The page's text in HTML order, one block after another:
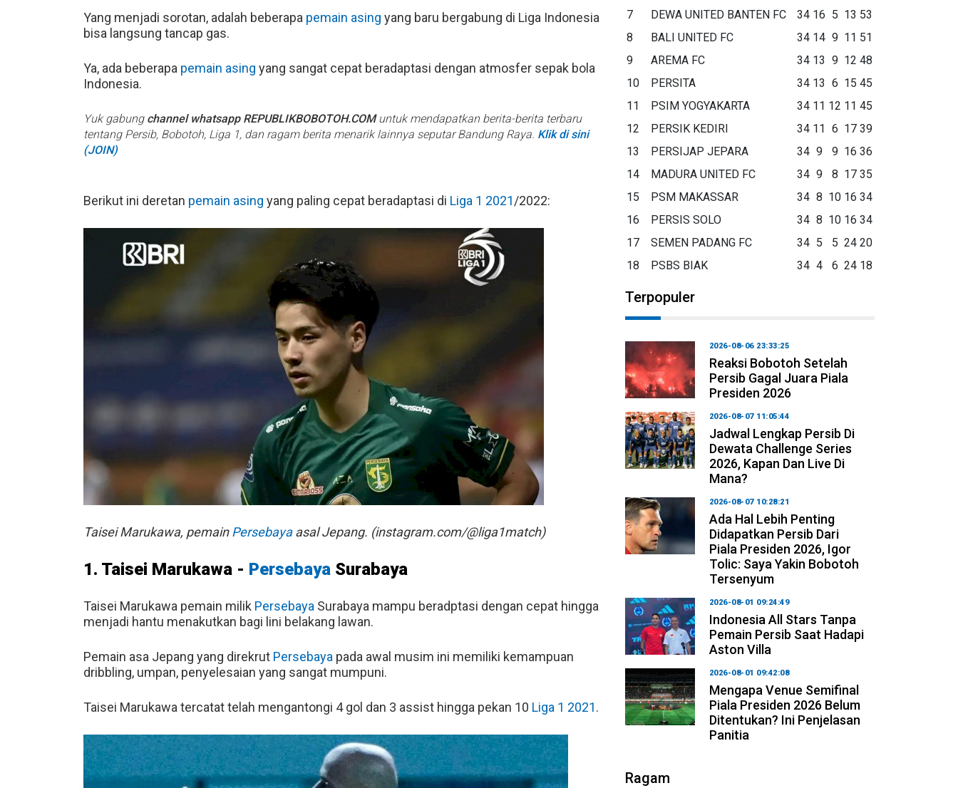
Yang menjadi sorotan, adalah beberapa pemain asing yang baru bergabung di Liga Indonesia
bisa langsung tancap gas.
Ya, ada beberapa pemain asing yang sangat cepat beradaptasi dengan atmosfer sepak bola
Indonesia.
Yuk gabung channel whatsapp REPUBLIKBOBOTOH.COMuntuk mendapatkan berita-berita terbaru
tentang Persib, Bobotoh, Liga 1, dan ragam berita menarik lainnya seputar Bandung Raya. Klik di sini
(JOIN)
Berikut ini deretan pemain asing yang paling cepat beradaptasi di Liga 1 2021/2022:
Taisei Marukawa, pemainPersebayaasal Jepang. (instagram.com/@liga1match)
1. Taisei Marukawa - Persebaya Surabaya
Taisei Marukawa pemain milik Persebaya Surabaya mampu beradptasi dengan cepat hingga
menjadi hantu menakutkan bagi lini belakang lawan.
Pemain asa Jepang yang direkrut Persebaya pada awal musim ini memiliki kemampuan
dribbling, umpan, penyelesaian yang sangat mumpuni.
Taisei Marukawa tercatat telah mengantongi 4 gol dan 3 assist hingga pekan 10 Liga 1 2021.
7
DEWA UNITED BANTEN FC 34 16 5 13 53
8
BALI UNITED FC 34 14 9 11 51
9
AREMA FC 34 13 9 12 48
10
PERSITA 34 13 6 15 45
11
PSIM YOGYAKARTA 34 11 12 11 45
12
PERSIK KEDIRI 34 11 6 17 39
13
PERSIJAP JEPARA 34 9 9 16 36
14
MADURA UNITED FC 34 9 8 17 35
15
PSM MAKASSAR 34 8 10 16 34
16
PERSIS SOLO 34 8 10 16 34
17
SEMEN PADANG FC 34 5 5 24 20
18
PSBS BIAK 34 4 6 24 18
Terpopuler
2026-08-06 23:33:25
Reaksi Bobotoh Setelah
Persib Gagal Juara Piala
Presiden 2026
2026-08-07 11:05:44
Jadwal Lengkap Persib Di
Dewata Challenge Series
2026, Kapan Dan Live Di
Mana?
2026-08-07 10:28:21
Ada Hal Lebih Penting
Didapatkan Persib Dari
Piala Presiden 2026, Igor
Tolic: Saya Yakin Bobotoh
Tersenyum
2026-08-01 09:24:49
Indonesia All Stars Tanpa
Pemain Persib Saat Hadapi
Aston Villa
2026-08-01 09:42:08
Mengapa Venue Semifinal
Piala Presiden 2026 Belum
Ditentukan? Ini Penjelasan
Panitia
Ragam